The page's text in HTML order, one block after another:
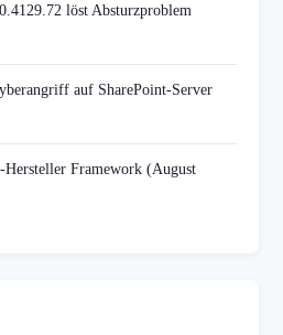
löst Absturzproblem
auf SharePoint-Server
Framework (August